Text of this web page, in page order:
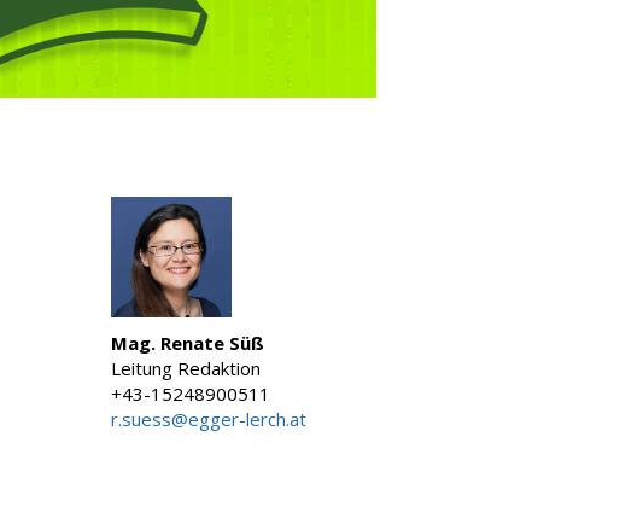
Mag. Renate Süß
Leitung Redaktion
+43-15248900511
r.suess@egger-lerch.at